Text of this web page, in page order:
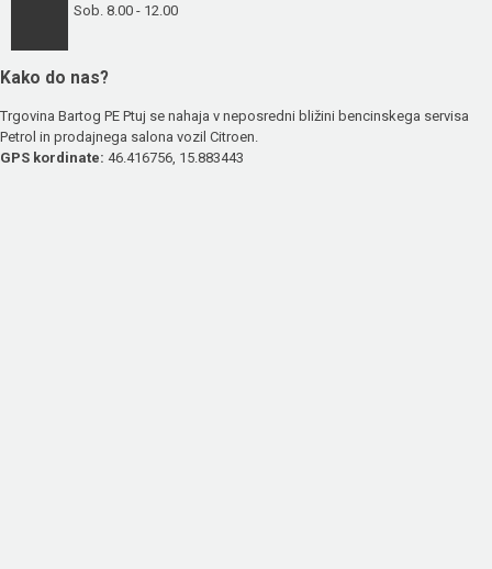
Sob. 8.00 - 12.00
Kako do nas?
Trgovina Bartog PE Ptuj se nahaja v neposredni bližini bencinskega servisa
Petrol in prodajnega salona vozil Citroen.
GPS kordinate: 46.416756, 15.883443